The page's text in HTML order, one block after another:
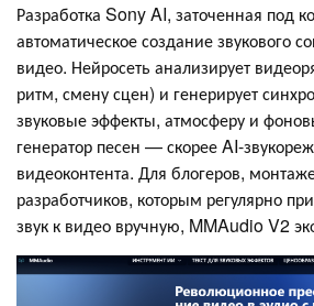
Разработка Sony AI, заточенная под
автоматическое создание звукового
видео. Нейросеть анализирует
ритм, смену сцен) и генерирует
звуковые эффекты, атмосферу и
генератор песен — скорее AI-
видеоконтента. Для блогеров,
разработчиков, которым регулярно
звук к видео вручную, MMAudio V2